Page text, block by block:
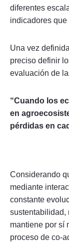
diferentes
indicadores que
Una vez
preciso definir
evaluación de
“Cuando los
en
pérdidas en
Considerando
mediante
constante
sustentabilidad,
mantiene por sí
proceso de co-